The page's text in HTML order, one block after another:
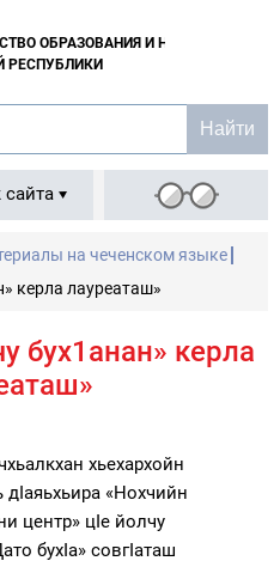
ОБРАЗОВАНИЯ И НАУКИ
РЕСПУБЛИКИ
на чеченском языке
керла лауреаташ»
бух1анан» керла
хьехархойн
дIаяьхьира «Нохчийн
центр» цIе йолчу
бухIа» совгIаташ